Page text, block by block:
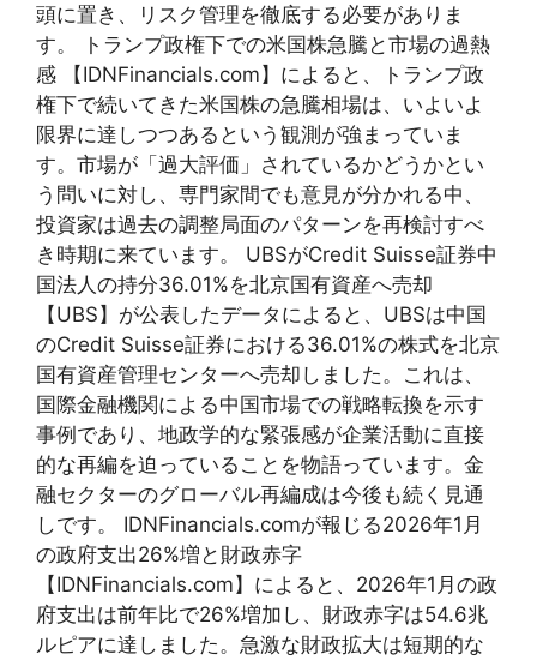
頭に置き、リスク管理を徹底する必要がありま
す。 トランプ政権下での米国株急騰と市場の過熱
感 【IDNFinancials.com】によると、トランプ政
権下で続いてきた米国株の急騰相場は、いよいよ
限界に達しつつあるという観測が強まっていま
す。市場が「過大評価」されているかどうかとい
う問いに対し、専門家間でも意見が分かれる中、
投資家は過去の調整局面のパターンを再検討すべ
き時期に来ています。 UBSがCredit Suisse証券中
国法人の持分36.01%を北京国有資産へ売却
【UBS】が公表したデータによると、UBSは中国
のCredit Suisse証券における36.01%の株式を北京
国有資産管理センターへ売却しました。これは、
国際金融機関による中国市場での戦略転換を示す
事例であり、地政学的な緊張感が企業活動に直接
的な再編を迫っていることを物語っています。金
融セクターのグローバル再編成は今後も続く見通
しです。 IDNFinancials.comが報じる2026年1月
の政府支出26%増と財政赤字
【IDNFinancials.com】によると、2026年1月の政
府支出は前年比で26%増加し、財政赤字は54.6兆
ルピアに達しました。急激な財政拡大は短期的な